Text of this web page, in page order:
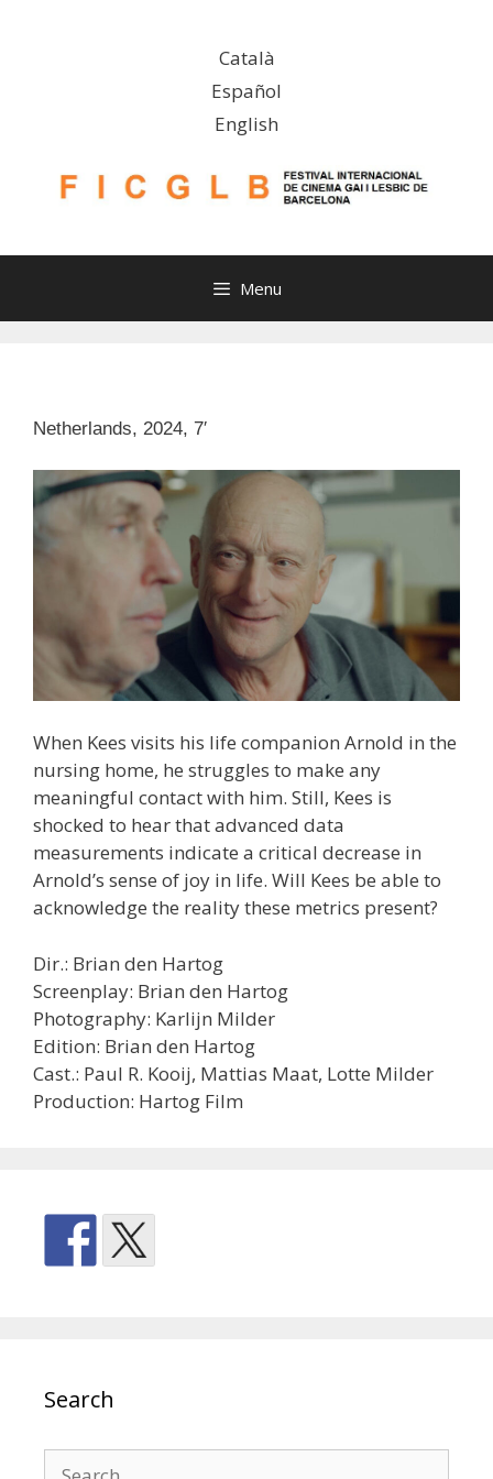
Català
Español
English
Menu
Netherlands, 2024, 7′
When Kees visits his life companion Arnold in the
nursing home, he struggles to make any
meaningful contact with him. Still, Kees is
shocked to hear that advanced data
measurements indicate a critical decrease in
Arnold’s sense of joy in life. Will Kees be able to
acknowledge the reality these metrics present?
Dir.: Brian den Hartog
Screenplay: Brian den Hartog
Photography: Karlijn Milder
Edition: Brian den Hartog
Cast.: Paul R. Kooij, Mattias Maat, Lotte Milder
Production: Hartog Film
Search